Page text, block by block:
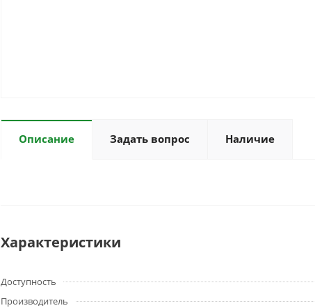
Описание Задать вопрос Наличие
Характеристики
Доступность
Производитель